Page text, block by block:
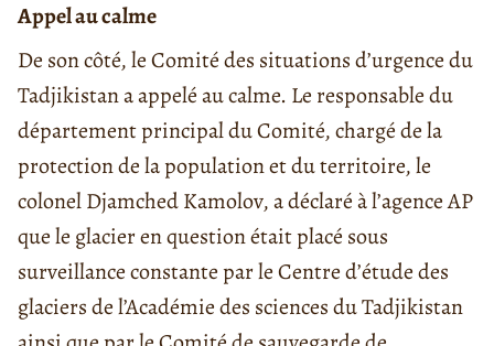
Appel au calme
De son côté, le Comité des situations d’urgence du
Tadjikistan a appelé au calme. Le responsable du
département principal du Comité, chargé de la
protection de la population et du territoire, le
colonel Djamched Kamolov, a déclaré à l’agence AP
que le glacier en question était placé sous
surveillance constante par le Centre d’étude des
glaciers de l’Académie des sciences du Tadjikistan